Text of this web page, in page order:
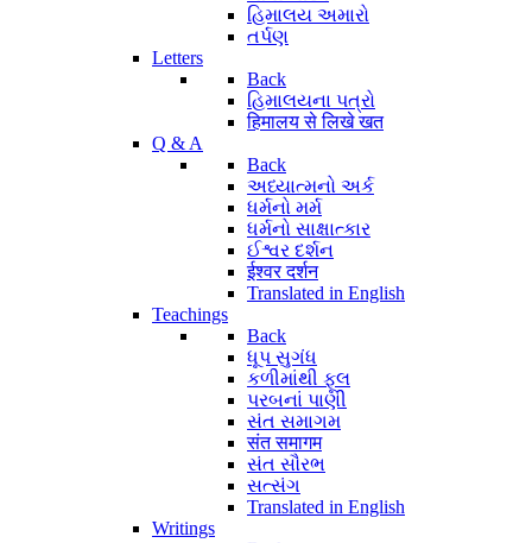
હિમાલય અમારો
તર્પણ
Letters
Back
હિમાલયના પત્રો
हिमालय से लिखे खत
Q & A
Back
અધ્યાત્મનો અર્ક
ધર્મનો મર્મ
ધર્મનો સાક્ષાત્કાર
ઈશ્વર દર્શન
ईश्वर दर्शन
Translated in English
Teachings
Back
ધૂપ સુગંધ
કળીમાંથી ફૂલ
પરબનાં પાણી
સંત સમાગમ
संत समागम
સંત સૌરભ
સત્સંગ
Translated in English
Writings